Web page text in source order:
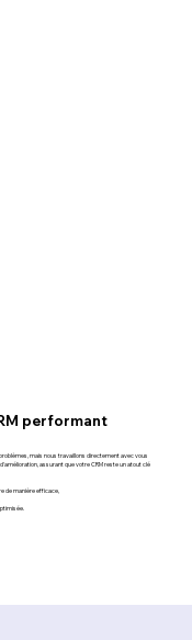
performant
mais nous travaillons directement avec vous
assurant que votre CRM reste un atout clé
de manière efficace,